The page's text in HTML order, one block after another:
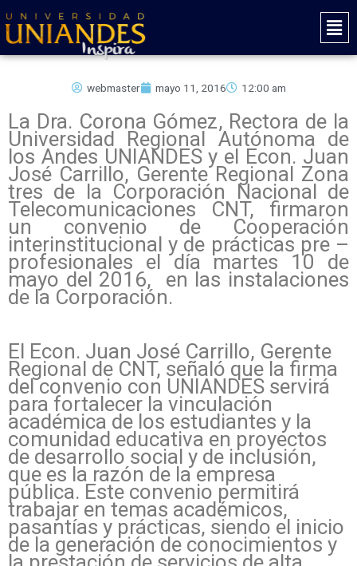
al
contenido
Main
webmaster mayo 11, 2016 12:00 am
La Dra. Corona Gómez, Rectora de la
Universidad Regional Autónoma de
los Andes UNIANDES y el Econ. Juan
José Carrillo, Gerente Regional Zona
tres de la Corporación Nacional de
Telecomunicaciones CNT, firmaron
un convenio de Cooperación
interinstitucional y de prácticas pre –
profesionales el día martes 10 de
mayo del 2016, en las instalaciones
de la Corporación.
El Econ. Juan José Carrillo, Gerente
Regional de CNT, señaló que la firma
del convenio con UNIANDES servirá
para fortalecer la vinculación
académica de los estudiantes y la
comunidad educativa en proyectos
de desarrollo social y de inclusión,
que es la razón de la empresa
pública. Este convenio permitirá
trabajar en temas académicos,
pasantías y prácticas, siendo el inicio
de la generación de conocimientos y